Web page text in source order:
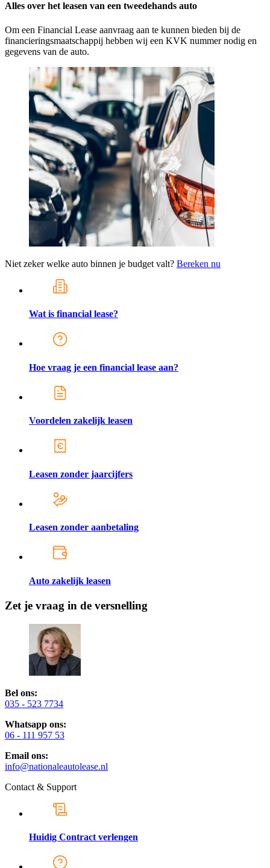
Alles over het leasen van een tweedehands auto
Om een Financial Lease aanvraag aan te kunnen bieden bij de
financieringsmaatschappij hebben wij een KVK nummer nodig en
gegevens van de auto.
Niet zeker welke auto binnen je budget valt? Bereken nu
Wat is financial lease?
Hoe vraag je een financial lease aan?
Voordelen zakelijk leasen
Leasen zonder jaarcijfers
Leasen zonder aanbetaling
Auto zakelijk leasen
Zet je vraag in de versnelling
Bel ons:
035 - 523 7734
Whatsapp ons:
06 - 111 957 53
Email ons:
info@nationaleautolease.nl
Contact & Support
Huidig Contract verlengen